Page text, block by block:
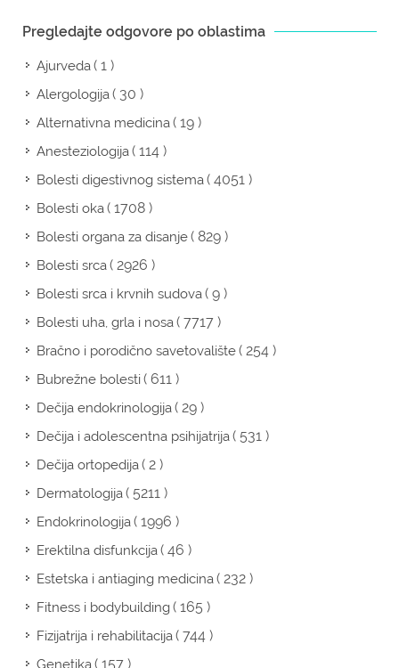
Pregledajte odgovore po oblastima
Ajurveda( 1 )
Alergologija( 30 )
Alternativna medicina( 19 )
Anesteziologija( 114 )
Bolesti digestivnog sistema( 4051 )
Bolesti oka( 1708 )
Bolesti organa za disanje( 829 )
Bolesti srca( 2926 )
Bolesti srca i krvnih sudova( 9 )
Bolesti uha, grla i nosa( 7717 )
Bračno i porodično savetovalište( 254 )
Bubrežne bolesti( 611 )
Dečija endokrinologija( 29 )
Dečija i adolescentna psihijatrija( 531 )
Dečija ortopedija( 2 )
Dermatologija( 5211 )
Endokrinologija( 1996 )
Erektilna disfunkcija( 46 )
Estetska i antiaging medicina( 232 )
Fitness i bodybuilding( 165 )
Fizijatrija i rehabilitacija( 744 )
Genetika ( 157 )